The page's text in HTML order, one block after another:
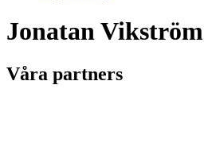
Jonatan Vikström
Våra partners